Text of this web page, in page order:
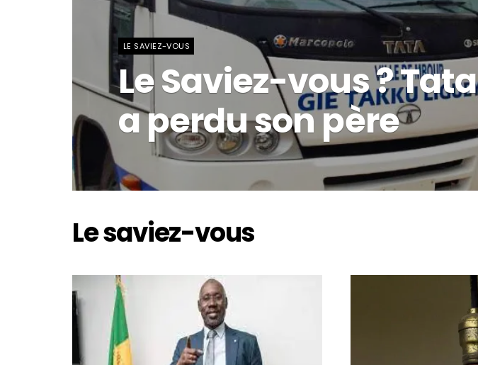
LE SAVIEZ-VOUS
Le Saviez-vous ? Tata
a perdu son père
Le saviez-vous